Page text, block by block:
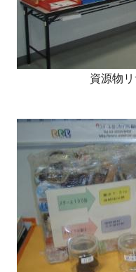
資源物